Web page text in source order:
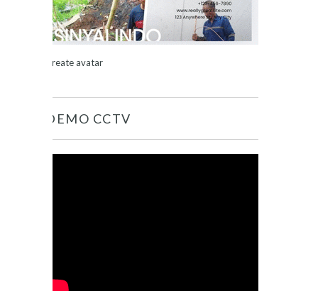
Create avatar
DEMO CCTV